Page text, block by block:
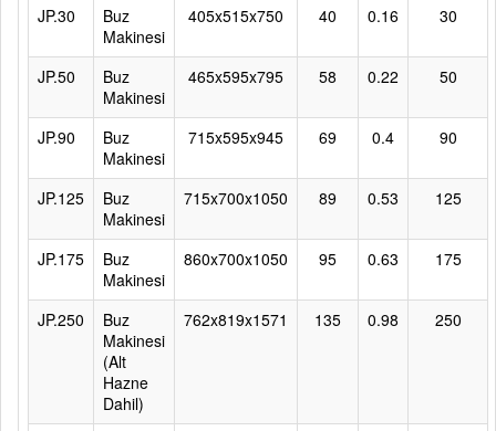
JP.30
Buz
Makinesi
405x515x750 40 0.16 30
JP.50
Buz
Makinesi
465x595x795 58 0.22 50
JP.90
Buz
Makinesi
715x595x945 69 0.4 90
JP.125
Buz
Makinesi
715x700x1050 89 0.53 125
JP.175
Buz
Makinesi
860x700x1050 95 0.63 175
JP.250
Buz
Makinesi
(Alt
Hazne
Dahil)
762x819x1571 135 0.98 250